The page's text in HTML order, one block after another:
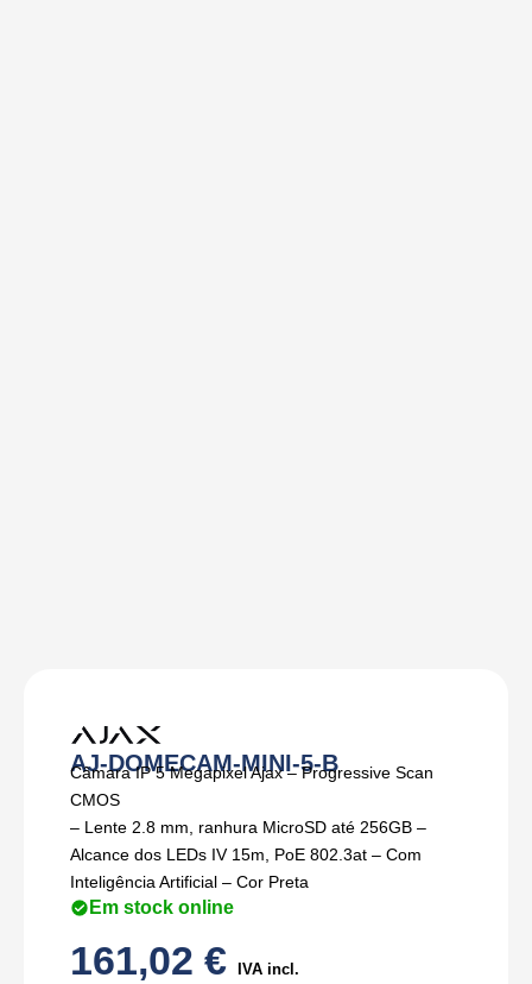
AJ-DOMECAM-MINI-5-B
Câmara IP 5 Megapixel Ajax – Progressive Scan
CMOS
– Lente 2.8 mm, ranhura MicroSD até 256GB –
Alcance dos LEDs IV 15m, PoE 802.3at – Com
Inteligência Artificial – Cor Preta
Em stock online
161,02 € IVA incl.